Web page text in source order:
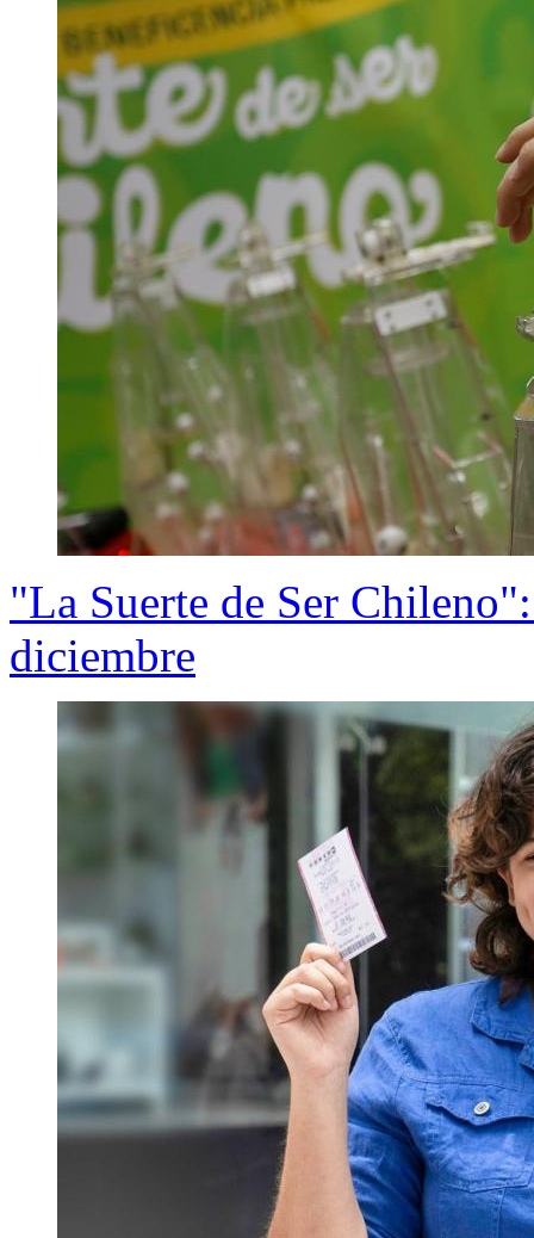
"La Suerte de Ser
diciembre